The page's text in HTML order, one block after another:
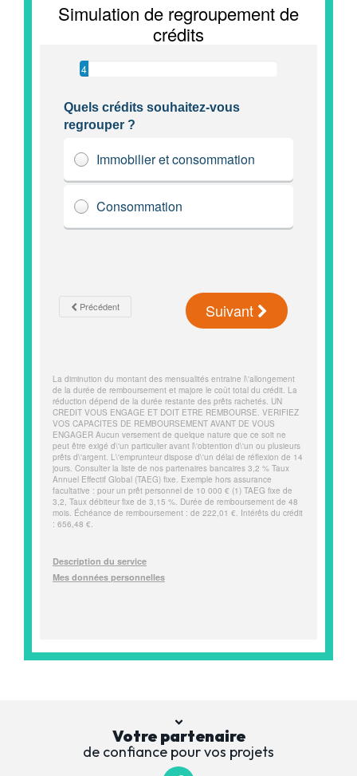
Votre partenaire
de confiance pour vos projets